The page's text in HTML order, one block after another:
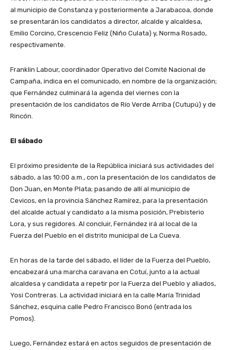
al municipio de Constanza y posteriormente a Jarabacoa, donde
se presentarán los candidatos a director, alcalde y alcaldesa,
Emilio Corcino, Crescencio Feliz (Niño Culata) y, Norma Rosado,
respectivamente.
Franklin Labour, coordinador Operativo del Comité Nacional de
Campaña, indica en el comunicado, en nombre de la organización;
que Fernández culminará la agenda del viernes con la
presentación de los candidatos de Río Verde Arriba (Cutupú) y de
Rincón.
El sábado
El próximo presidente de la República iniciará sus actividades del
sábado, a las 10:00 a.m., con la presentación de los candidatos de
Don Juan, en Monte Plata; pasando de allí al municipio de
Cevicos, en la provincia Sánchez Ramírez, para la presentación
del alcalde actual y candidato a la misma posición, Prebisterio
Lora, y sus regidores. Al concluir, Fernández irá al local de la
Fuerza del Pueblo en el distrito municipal de La Cueva.
En horas de la tarde del sábado, el líder de la Fuerza del Pueblo,
encabezará una marcha caravana en Cotuí, junto a la actual
alcaldesa y candidata a repetir por la Fuerza del Pueblo y aliados,
Yosi Contreras. La actividad iniciará en la calle María Trinidad
Sánchez, esquina calle Pedro Francisco Bonó (entrada los
Pomos).
Luego, Fernández estará en actos seguidos de presentación de